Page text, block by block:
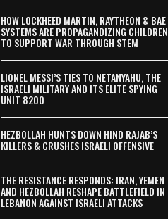
HOW LOCKHEED MARTIN, RAYTHEON & BAE
SYSTEMS ARE PROPAGANDIZING CHILDREN
TO SUPPORT WAR THROUGH STEM
LIONEL MESSI’S TIES TO NETANYAHU, THE
ISRAELI MILITARY AND ITS ELITE SPYING
UNIT 8200
HEZBOLLAH HUNTS DOWN HIND RAJAB’S
KILLERS & CRUSHES ISRAELI OFFENSIVE
THE RESISTANCE RESPONDS: IRAN, YEMEN
AND HEZBOLLAH RESHAPE BATTLEFIELD IN
LEBANON AGAINST ISRAELI ATTACKS